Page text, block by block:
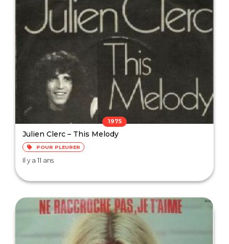
1975
Julien Clerc – This Melody
POUR PLEURER
Il y a 11 ans